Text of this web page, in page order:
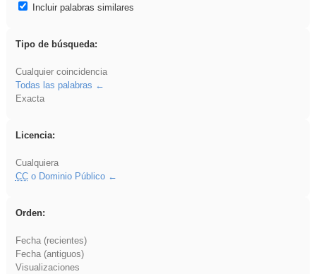
Incluir palabras similares
Tipo de búsqueda:
Cualquier coincidencia
Todas las palabras
Exacta
Licencia:
Cualquiera
CCo Dominio Público
Orden:
Fecha (recientes)
Fecha (antiguos)
Visualizaciones